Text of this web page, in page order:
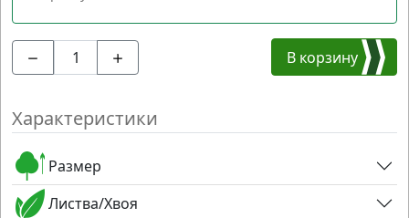
В корзину
Характеристики
Размер
Листва/Хвоя